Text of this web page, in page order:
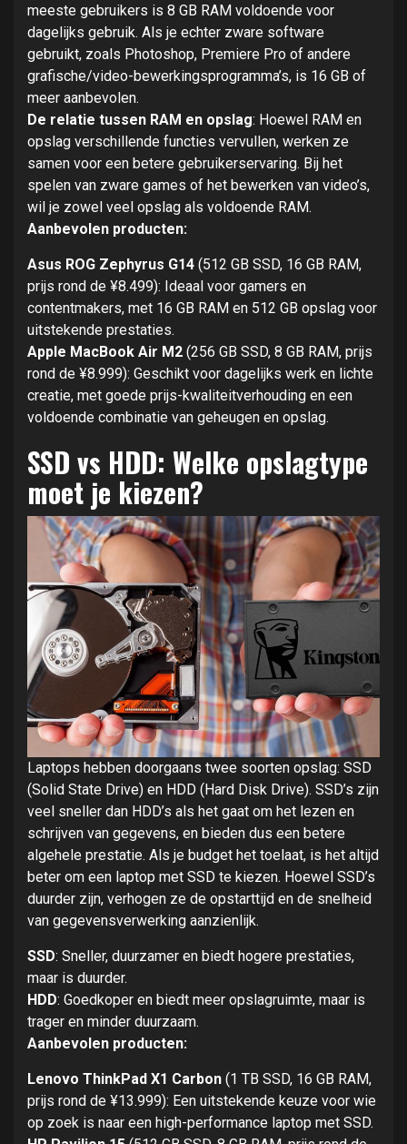
meeste gebruikers is 8 GB RAM voldoende voor
dagelijks gebruik. Als je echter zware software
gebruikt, zoals Photoshop, Premiere Pro of andere
grafische/video-bewerkingsprogramma’s, is 16 GB of
meer aanbevolen.
De relatie tussen RAM en opslag: Hoewel RAM en
opslag verschillende functies vervullen, werken ze
samen voor een betere gebruikerservaring. Bij het
spelen van zware games of het bewerken van video’s,
wil je zowel veel opslag als voldoende RAM.
Aanbevolen producten:
Asus ROG Zephyrus G14 (512 GB SSD, 16 GB RAM,
prijs rond de ¥8.499): Ideaal voor gamers en
contentmakers, met 16 GB RAM en 512 GB opslag voor
uitstekende prestaties.
Apple MacBook Air M2 (256 GB SSD, 8 GB RAM, prijs
rond de ¥8.999): Geschikt voor dagelijks werk en lichte
creatie, met goede prijs-kwaliteitverhouding en een
voldoende combinatie van geheugen en opslag.
SSD vs HDD: Welke opslagtype
moet je kiezen?
Laptops hebben doorgaans twee soorten opslag: SSD
(Solid State Drive) en HDD (Hard Disk Drive). SSD’s zijn
veel sneller dan HDD’s als het gaat om het lezen en
schrijven van gegevens, en bieden dus een betere
algehele prestatie. Als je budget het toelaat, is het altijd
beter om een laptop met SSD te kiezen. Hoewel SSD’s
duurder zijn, verhogen ze de opstarttijd en de snelheid
van gegevensverwerking aanzienlijk.
SSD: Sneller, duurzamer en biedt hogere prestaties,
maar is duurder.
HDD: Goedkoper en biedt meer opslagruimte, maar is
trager en minder duurzaam.
Aanbevolen producten:
Lenovo ThinkPad X1 Carbon (1 TB SSD, 16 GB RAM,
prijs rond de ¥13.999): Een uitstekende keuze voor wie
op zoek is naar een high-performance laptop met SSD.